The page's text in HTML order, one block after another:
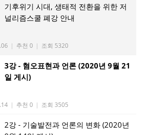
기후위기 시대, 생태적 전환을 위한 저
널리즘스쿨 폐강 안내
| 추천 0 | 조회 5320
3강 - 혐오표현과 언론 (2020년 9월 21
일 게시)
| 추천 0 | 조회 3505
2강 - 기술발전과 언론의 변화 (2020년